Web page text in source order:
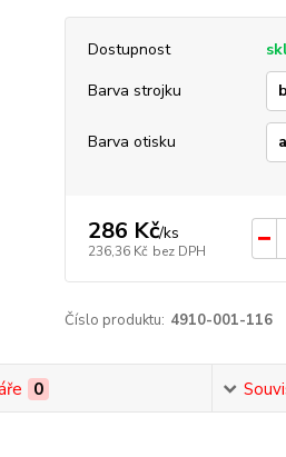
Dostupnost
Barva strojku
Barva otisku
286 Kč/ks
236,36 Kč bez DPH
Číslo produktu: 4910-001-116
0